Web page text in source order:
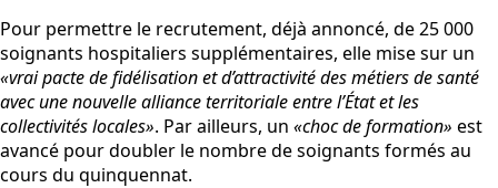
Pour permettre le recrutement, déjà annoncé, de 25 000
soignants hospitaliers supplémentaires, elle mise sur un
«vrai pacte de fidélisation et d’attractivité des métiers de santé
avec une nouvelle alliance territoriale entre l’État et les
collectivités locales». Par ailleurs, un «choc de formation» est
avancé pour doubler le nombre de soignants formés au
cours du quinquennat.